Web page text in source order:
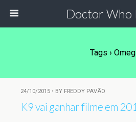
Doctor Who
Tags ›
24/10/2015 • BY FREDDY PAVÃO
K9 vai ganhar filme em